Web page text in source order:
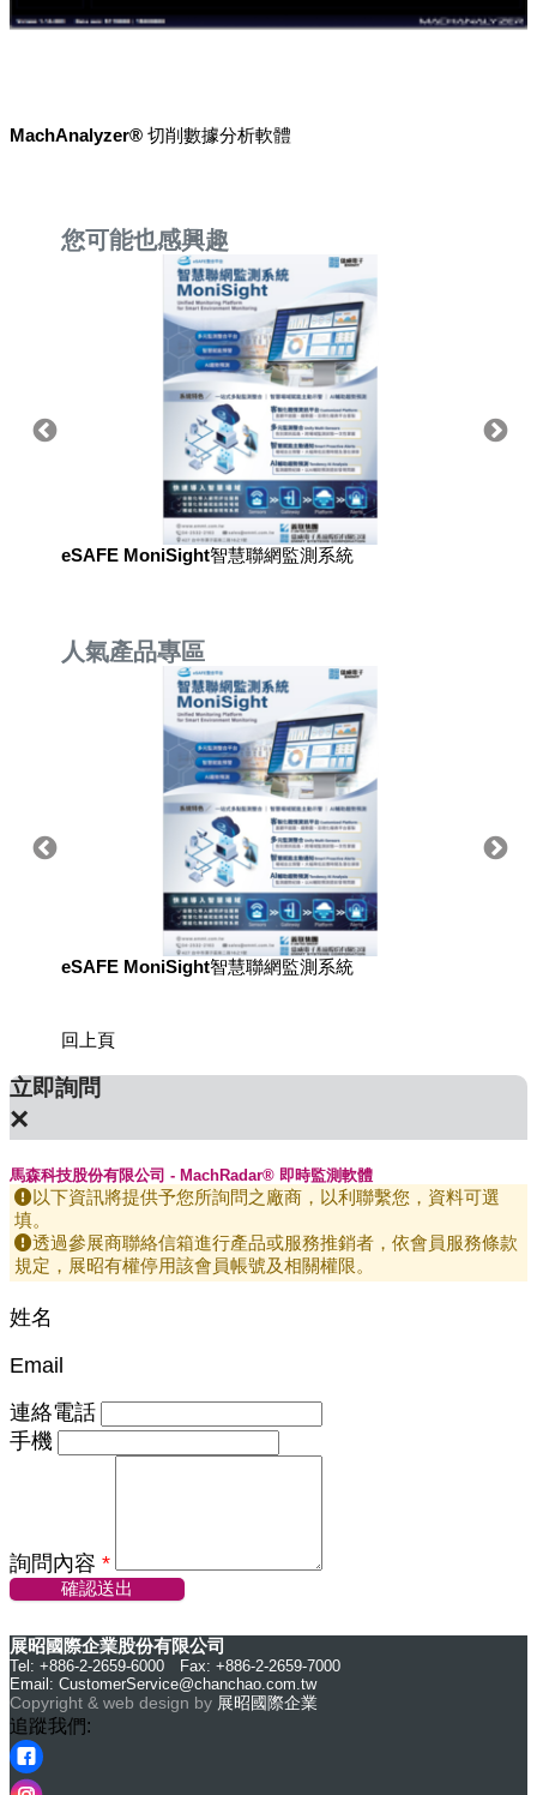
MachAnalyzer® 切削數據分析軟體
您可能也感興趣
eSAFE MoniSight智慧聯網監測系統
人氣產品專區
eSAFE MoniSight智慧聯網監測系統
回上頁
立即詢問
×
馬森科技股份有限公司 - MachRadar® 即時監測軟體
以下資訊將提供予您所詢問之廠商，以利聯繫您，資料可選
填。
透過參展商聯絡信箱進行產品或服務推銷者，依會員服務條款
規定，展昭有權停用該會員帳號及相關權限。
姓名
Email
連絡電話
手機
詢問內容 *
確認送出
展昭國際企業股份有限公司
Tel: +886-2-2659-6000 Fax: +886-2-2659-7000
Email: CustomerService@chanchao.com.tw
Copyright & web design by 展昭國際企業
追蹤我們: